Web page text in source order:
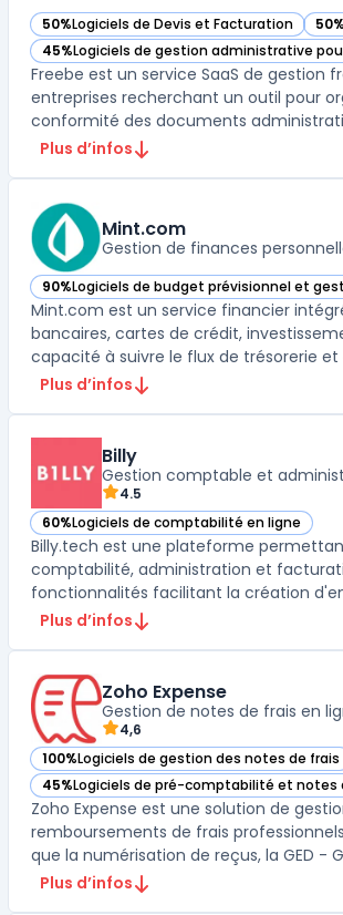
50%Logiciels de Devis et Facturation
— voir Freebe dans cette catégorie 50%
—
45%Logiciels de gestion administrative
— voir Freebe dans cette catégorie
Freebe est un service SaaS de gestion
entreprises recherchant un outil pour
conformité des documents
Plus d’infos
Mint.com
Gestion de finances
90%Logiciels de budget prévisionnel et
— voir Mint.com dans cette catégorie
Mint.com est un service financier
bancaires, cartes de crédit,
capacité à suivre le flux de trésorerie
Plus d’infos
Billy
Gestion comptable et
4.5
60%Logiciels de comptabilité en ligne
— voir Billy dans cette catégorie
Billy.tech est une plateforme
comptabilité, administration et
Plus d’infos
Zoho Expense
Gestion de notes de frais en
4,6
100%Logiciels de gestion des notes de frais
— voir Zoho Expense dans cette catégorie
45%Logiciels de pré-comptabilité et notes
— voir Zoho Expense dans cette catégorie
Zoho Expense est une solution de
remboursements de frais
Plus d’infos